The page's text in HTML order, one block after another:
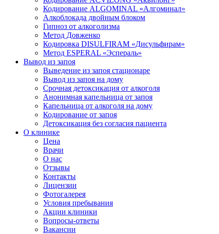
Кодирование ALGOMINAL «Алгоминал»
Алкоблокада двойным блоком
Гипноз от алкоголизма
Метод Довженко
Кодировка DISULFIRAM «Дисульфирам»
Метод ESPERAL «Эспераль»
Вывод из запоя
Выведение из запоя стационаре
Вывод из запоя на дому
Срочная детоксикация от алкоголя
Анонимная капельница от запоя
Капельница от алкоголя на дому
Кодирование от запоя
Детоксикация без согласия пациента
О клинике
Цена
Врачи
О нас
Отзывы
Контакты
Лицензии
Фотогалерея
Условия пребывания
Акции клиники
Вопросы-ответы
Вакансии